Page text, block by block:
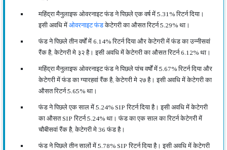
महिंद्रा मैनुलाइफ ओवरनाइट फंड ने पिछले एक वर्ष में 5.31% रिटर्न दिया।
इसी अवधि में ओवरनाइट फंडकेटेगरी का औसत रिटर्न 5.29% था।
फंड ने पिछले तीन वर्षों में 6.14% रिटर्न दिया और केटेगरी में फंड का उन्नीसवां
रैंक है, केटेगरी मे ३२ है। इसी अवधि में केटेगरी का औसत रिटर्न 6.12% था।
महिंद्रा मैनुलाइफ ओवरनाइट फंड ने पिछले पांच वर्षों में 5.67% रिटर्न दिया और
केटेगरी में फंड का ग्यारहवां रैंक है, केटेगरी मे २७ है। इसी अवधि में केटेगरी का
औसत रिटर्न 5.65% था।
फंड ने पिछले एक साल में 5.24% SIP रिटर्न दिया है। इसी अवधि में केटेगरी
का औसत SIP रिटर्न 5.24% था। फंड का एक साल का रिटर्न केटेगरी में
चौबीसवां रैंक है, केटेगरी मे 36 फंड है।
फंड ने पिछले तीन सालों में 5.78% SIP रिटर्न दिया है। इसी अवधि में केटेगरी